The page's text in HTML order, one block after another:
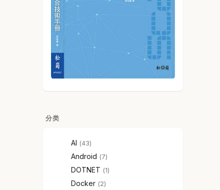
分类
AI 43
Android 7
DOTNET 1
Docker 2